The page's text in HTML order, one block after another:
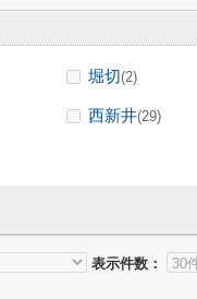
堀切(2)
西新井(29)
表示件数：